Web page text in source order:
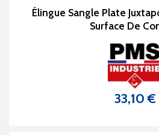
Élingue Sangle Plate
Surface De
Prix
33,10 €